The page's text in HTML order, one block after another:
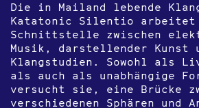
Die in Mailand lebende
Katatonic Silentio arbeitet
Schnittstelle zwischen
Musik, darstellender Kunst
Klangstudien. Sowohl als
als auch als unabhängige
versucht sie, eine Brücke
verschiedenen Sphären und